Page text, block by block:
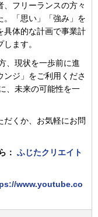
フリーランスの方々
。「思い」「強み」を
具体的な計画で事業計
ます。
、現状を一歩前に進
ジ」をご利用くださ
、未来の可能性を一
だくか、お気軽にお問
： ふじたクリエイト
www.youtube.co